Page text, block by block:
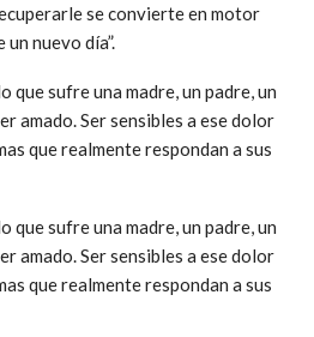
se convierte en motor
nuevo día”.
que sufre una madre, un padre, un
amado. Ser sensibles a ese dolor
que realmente respondan a sus
que sufre una madre, un padre, un
amado. Ser sensibles a ese dolor
que realmente respondan a sus